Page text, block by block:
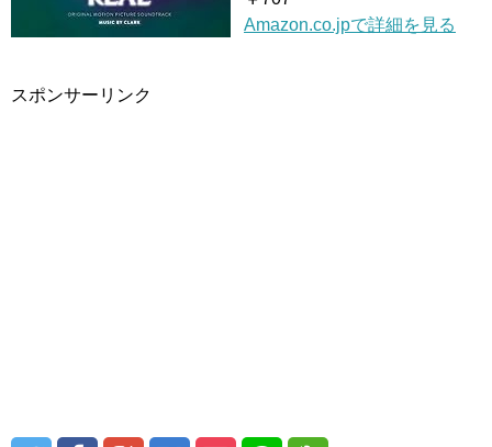
Amazon.co.jpで詳細を見る
スポンサーリンク